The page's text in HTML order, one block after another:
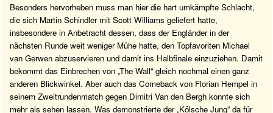
Besonders hervorheben muss man hier die hart umkämpfte Schlacht,
die sich Martin Schindler mit Scott Williams geliefert hatte,
insbesondere in Anbetracht dessen, dass der Engländer in der
nächsten Runde weit weniger Mühe hatte, den Topfavoriten Michael
van Gerwen abzuservieren und damit ins Halbfinale einzuziehen. Damit
bekommt das Einbrechen von „The Wall“ gleich nochmal einen ganz
anderen Blickwinkel. Aber auch das Comeback von Florian Hempel in
seinem Zweitrundenmatch gegen Dimitri Van den Bergh konnte sich
mehr als sehen lassen. Was demonstrierte der „Kölsche Jung“ da für